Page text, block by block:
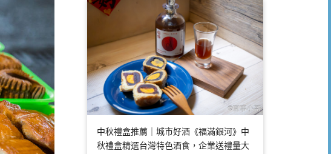
中秋禮盒推薦｜城市好酒《福滿銀河》中
秋禮盒精選台灣特色酒食，企業送禮量大